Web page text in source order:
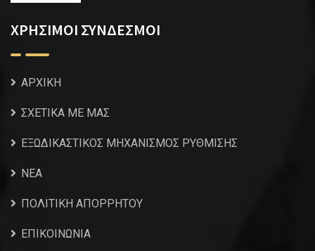
ΧΡΗΣΙΜΟΙ ΣΥΝΔΕΣΜΟΙ
ΑΡΧΙΚΗ
ΣΧΕΤΙΚΑ ΜΕ ΜΑΣ
ΕΞΩΔΙΚΑΣΤΙΚΟΣ ΜΗΧΑΝΙΣΜΟΣ ΡΥΘΜΙΣΗΣ
NEA
ΠΟΛΙΤΙΚΗ ΑΠΟΡΡΗΤΟΥ
ΕΠΙΚΟΙΝΩΝΙΑ